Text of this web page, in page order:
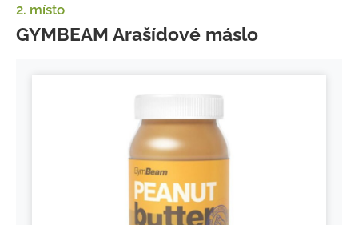
2. místo
GYMBEAM Arašídové máslo